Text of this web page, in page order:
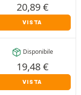
20,89€
VISTA
Disponibile
19,48€
VISTA